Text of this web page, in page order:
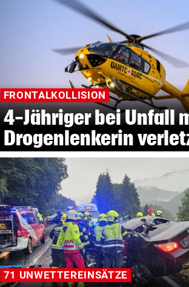
FRONTALKOLLISION
4-Jähriger bei Unfall
Drogenlenkerin
71 UNWETTEREINSÄTZE